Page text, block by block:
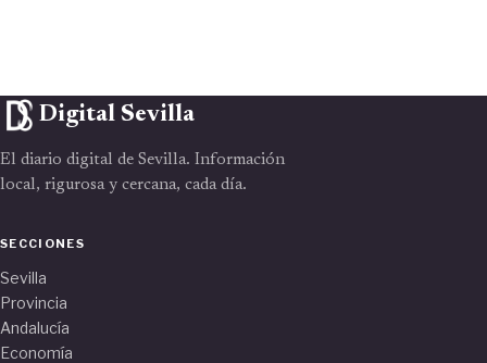
Digital Sevilla
El diario digital de Sevilla. Información
local, rigurosa y cercana, cada día.
SECCIONES
Sevilla
Provincia
Andalucía
Economía